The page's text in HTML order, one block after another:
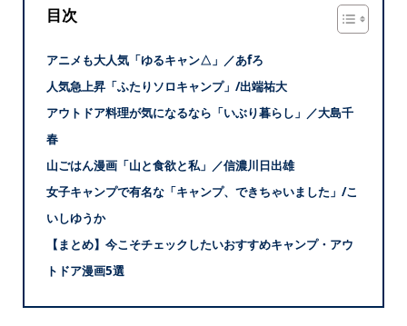
目次
アニメも大人気「ゆるキャン△」／あfろ
人気急上昇「ふたりソロキャンプ」/出端祐大
アウトドア料理が気になるなら「いぶり暮らし」／大島千
春
山ごはん漫画「山と食欲と私」／信濃川日出雄
女子キャンプで有名な「キャンプ、できちゃいました」/こ
いしゆうか
【まとめ】今こそチェックしたいおすすめキャンプ・アウ
トドア漫画5選